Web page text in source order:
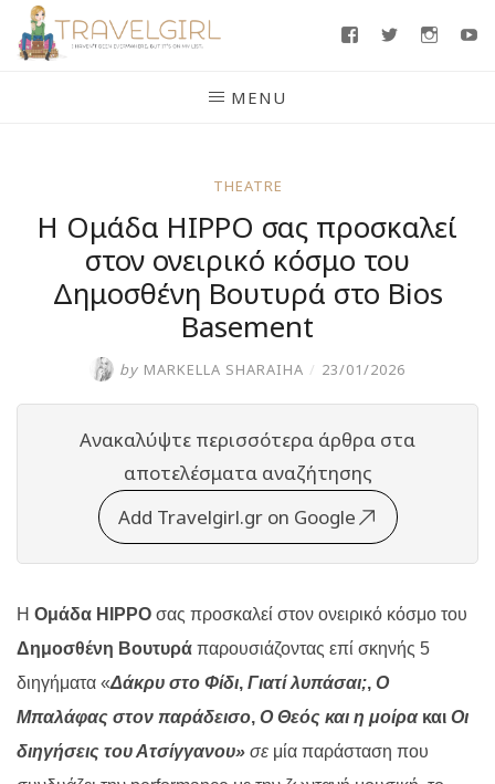
Skip
FacebookTwitter
MENU
THEATRE
Η Ομάδα ΗΙΡΡΟ σας προσκαλεί
στον ονειρικό κόσμο του
Δημοσθένη Βουτυρά στο Bios
Basement
by MARKELLA SHARAIHA / 23/01/2026
Ανακαλύψτε περισσότερα άρθρα στα
αποτελέσματα αναζήτησης
Add Travelgirl.gr on Google
Η Ομάδα ΗΙΡΡΟ σας προσκαλεί στον ονειρικό κόσμο του
Δημοσθένη Βουτυρά παρουσιάζοντας επί σκηνής 5
διηγήματα «Δάκρυ στο Φίδι, Γιατί λυπάσαι;, Ο
Μπαλάφας στον παράδεισο, Ο Θεός και η μοίρακαι Οι
διηγήσεις του Ατσίγγανου» σε μία παράσταση που